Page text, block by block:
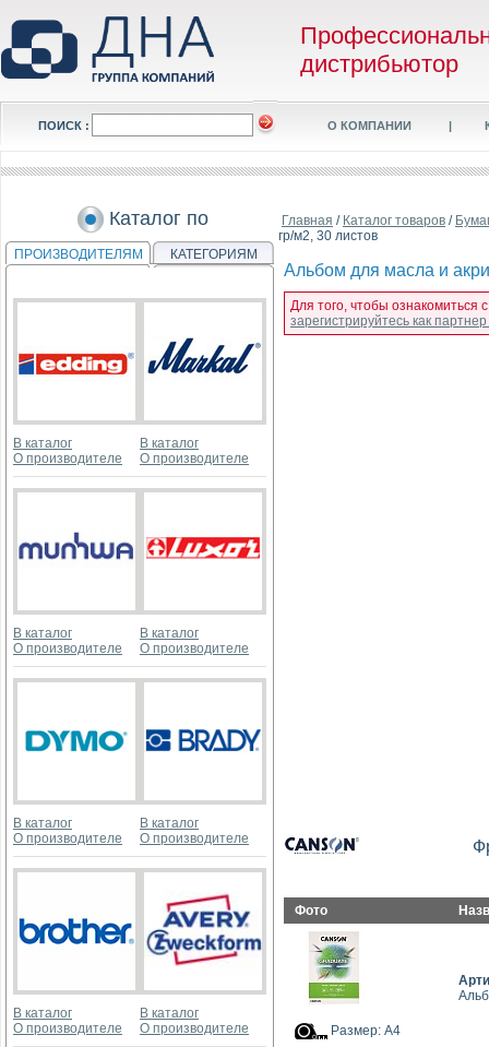
дистрибьютор
ПОИСК : О КОМПАНИИ |
Каталог по
ПРОИЗВОДИТЕЛЯМ КАТЕГОРИЯМ
В каталог
О производителе
В каталог
О производителе
В каталог
О производителе
В каталог
О производителе
В каталог
О производителе
В каталог
О производителе
В каталог
О производителе
В каталог
О производителе
Главная / Каталог товаров /
гр/м2, 30 листов
Альбом для масла и
Для того, чтобы ознакомиться
зарегистрируйтесь как
Фото
Размер: А4